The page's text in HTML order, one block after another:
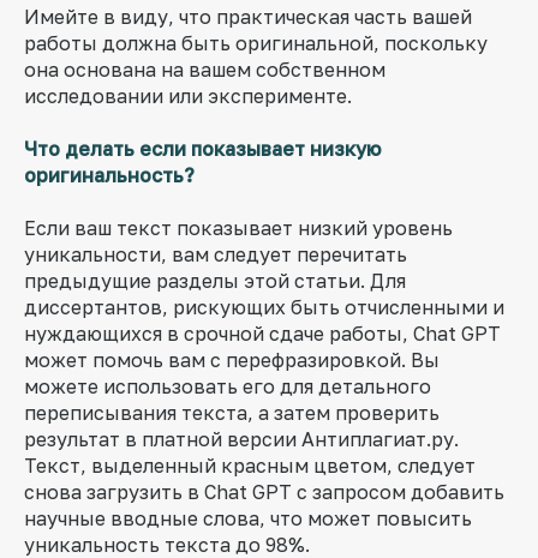
Имейте в виду, что практическая часть вашей
работы должна быть оригинальной, поскольку
она основана на вашем собственном
исследовании или эксперименте.
Что делать если показывает низкую
оригинальность?
Если ваш текст показывает низкий уровень
уникальности, вам следует перечитать
предыдущие разделы этой статьи. Для
диссертантов, рискующих быть отчисленными и
нуждающихся в срочной сдаче работы, Chat GPT
может помочь вам с перефразировкой. Вы
можете использовать его для детального
переписывания текста, а затем проверить
результат в платной версии Антиплагиат.ру.
Текст, выделенный красным цветом, следует
снова загрузить в Chat GPT с запросом добавить
научные вводные слова, что может повысить
уникальность текста до 98%.